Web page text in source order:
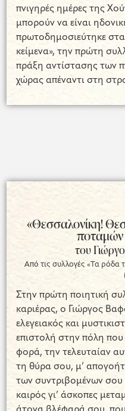
πνιγηρές ημέρες της
μπορούν να είναι
πρωτοδημοσιεύτηκε
κείμενα», την πρώτη
πράξη αντίστασης των
χώρας απέναντι στη
«Θεσσαλονίκη!
του
Από τις συλλογές «Τα ρόδα
Στην πρώτη ποιητική
καριέρας, ο Γιώργος
ελεγειακός και
επιστολή στην πόλη
φορά, την τελευταίαν
τη θύρα σου, μ’
των συντριβομένων σου
καιρός γι’ άσκοπες